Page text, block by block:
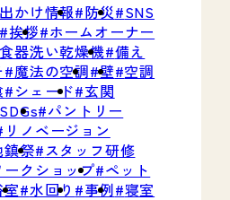
かけ情報 防災 SNS
挨拶 ホームオーナー
食器洗い乾燥機 備え
魔法の空調 壁 空調
シェード 玄関
SDGs パントリー
リノベージョン
鎮祭 スタッフ研修
ークショップ ペット
室 水回り 事例 寝室